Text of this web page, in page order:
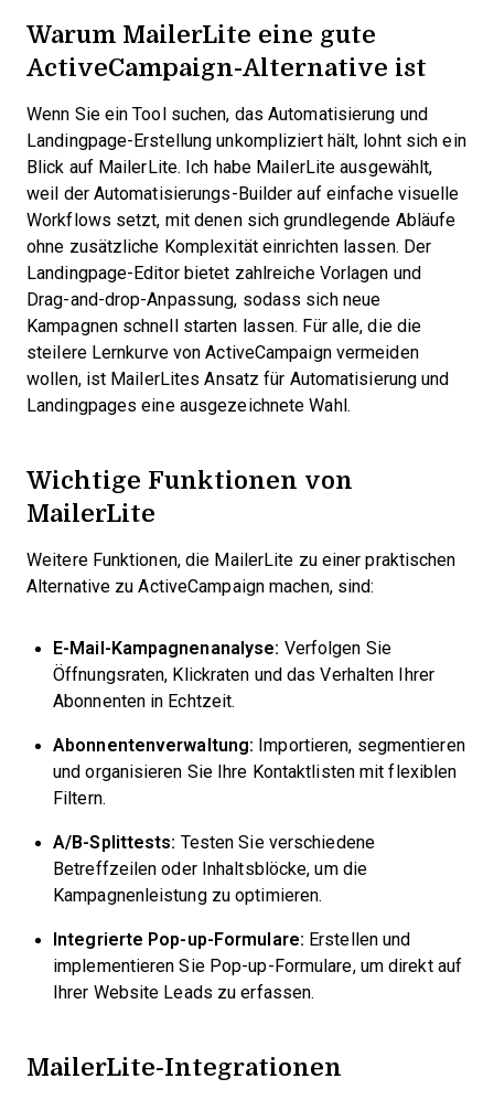
Warum MailerLite eine gute
ActiveCampaign-Alternative ist
Wenn Sie ein Tool suchen, das Automatisierung und
Landingpage-Erstellung unkompliziert hält, lohnt sich ein
Blick auf MailerLite. Ich habe MailerLite ausgewählt,
weil der Automatisierungs-Builder auf einfache visuelle
Workflows setzt, mit denen sich grundlegende Abläufe
ohne zusätzliche Komplexität einrichten lassen. Der
Landingpage-Editor bietet zahlreiche Vorlagen und
Drag-and-drop-Anpassung, sodass sich neue
Kampagnen schnell starten lassen. Für alle, die die
steilere Lernkurve von ActiveCampaign vermeiden
wollen, ist MailerLites Ansatz für Automatisierung und
Landingpages eine ausgezeichnete Wahl.
Wichtige Funktionen von
MailerLite
Weitere Funktionen, die MailerLite zu einer praktischen
Alternative zu ActiveCampaign machen, sind:
E-Mail-Kampagnenanalyse: Verfolgen Sie
Öffnungsraten, Klickraten und das Verhalten Ihrer
Abonnenten in Echtzeit.
Abonnentenverwaltung: Importieren, segmentieren
und organisieren Sie Ihre Kontaktlisten mit flexiblen
Filtern.
A/B-Splittests: Testen Sie verschiedene
Betreffzeilen oder Inhaltsblöcke, um die
Kampagnenleistung zu optimieren.
Integrierte Pop-up-Formulare: Erstellen und
implementieren Sie Pop-up-Formulare, um direkt auf
Ihrer Website Leads zu erfassen.
MailerLite-Integrationen